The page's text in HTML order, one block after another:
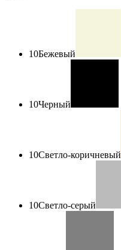
10Бежевый
10Черный
10Светло-коричневый
10Светло-серый